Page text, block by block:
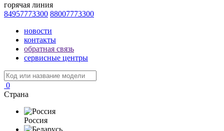
горячая линия
84957773300 88007773300
новости
контакты
обратная связь
сервисные центры
0
Страна
Россия